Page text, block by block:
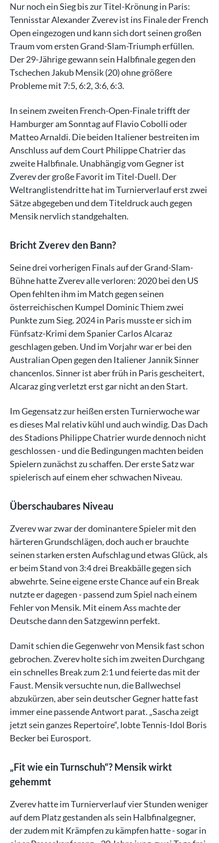
Nur noch ein Sieg bis zur Titel-Krönung in Paris:
Tennisstar Alexander Zverev ist ins Finale der French
Open eingezogen und kann sich dort seinen großen
Traum vom ersten Grand-Slam-Triumph erfüllen.
Der 29-Jährige gewann sein Halbfinale gegen den
Tschechen Jakub Mensik (20) ohne größere
Probleme mit 7:5, 6:2, 3:6, 6:3.
In seinem zweiten French-Open-Finale trifft der
Hamburger am Sonntag auf Flavio Cobolli oder
Matteo Arnaldi. Die beiden Italiener bestreiten im
Anschluss auf dem Court Philippe Chatrier das
zweite Halbfinale. Unabhängig vom Gegner ist
Zverev der große Favorit im Titel-Duell. Der
Weltranglistendritte hat im Turnierverlauf erst zwei
Sätze abgegeben und dem Titeldruck auch gegen
Mensik nervlich standgehalten.
Bricht Zverev den Bann?
Seine drei vorherigen Finals auf der Grand-Slam-
Bühne hatte Zverev alle verloren: 2020 bei den US
Open fehlten ihm im Match gegen seinen
österreichischen Kumpel Dominic Thiem zwei
Punkte zum Sieg. 2024 in Paris musste er sich im
Fünfsatz-Krimi dem Spanier Carlos Alcaraz
geschlagen geben. Und im Vorjahr war er bei den
Australian Open gegen den Italiener Jannik Sinner
chancenlos. Sinner ist aber früh in Paris gescheitert,
Alcaraz ging verletzt erst gar nicht an den Start.
Im Gegensatz zur heißen ersten Turnierwoche war
es dieses Mal relativ kühl und auch windig. Das Dach
des Stadions Philippe Chatrier wurde dennoch nicht
geschlossen - und die Bedingungen machten beiden
Spielern zunächst zu schaffen. Der erste Satz war
spielerisch auf einem eher schwachen Niveau.
Überschaubares Niveau
Zverev war zwar der dominantere Spieler mit den
härteren Grundschlägen, doch auch er brauchte
seinen starken ersten Aufschlag und etwas Glück, als
er beim Stand von 3:4 drei Breakbälle gegen sich
abwehrte. Seine eigene erste Chance auf ein Break
nutzte er dagegen - passend zum Spiel nach einem
Fehler von Mensik. Mit einem Ass machte der
Deutsche dann den Satzgewinn perfekt.
Damit schien die Gegenwehr von Mensik fast schon
gebrochen. Zverev holte sich im zweiten Durchgang
ein schnelles Break zum 2:1 und feierte das mit der
Faust. Mensik versuchte nun, die Ballwechsel
abzukürzen, aber sein deutscher Gegner hatte fast
immer eine passende Antwort parat. „Sascha zeigt
jetzt sein ganzes Repertoire“, lobte Tennis-Idol Boris
Becker bei Eurosport.
„Fit wie ein Turnschuh“? Mensik wirkt
gehemmt
Zverev hatte im Turnierverlauf vier Stunden weniger
auf dem Platz gestanden als sein Halbfinalgegner,
der zudem mit Krämpfen zu kämpfen hatte - sogar in